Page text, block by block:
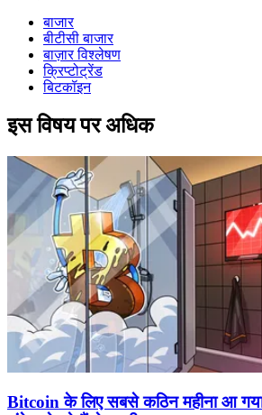
बाजार
बीटीसी बाजार
बाज़ार विश्लेषण
क्रिप्टोट्रेंड
बिटकॉइन
इस विषय पर अधिक
Bitcoin के लिए सबसे कठिन महीना आ